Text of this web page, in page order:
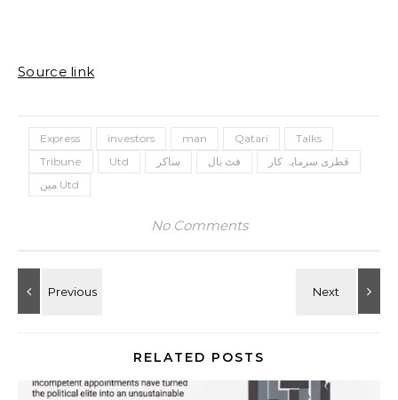
Source link
Express investors man Qatari
Talks
Tribune
Utd ساکر فٹ بال
قطری سرمایہ کار
مین Utd
No Comments
RELATED POSTS